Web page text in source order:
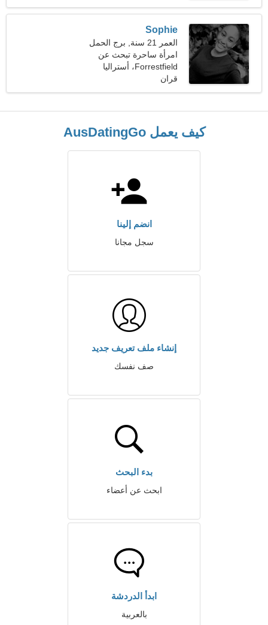
Sophie
العمر 21 سنة, برج الحمل
امرأة ساحرة تبحث عن
شخص مثلك
Forrestfield، أستراليا
قران
كيف يعمل AusDatingGo
انضم إلينا
سجل مجانا
إنشاء ملف تعريف جديد
صف نفسك
بدء البحث
ابحث عن أعضاء
ابدأ الدردشة
بالعربية